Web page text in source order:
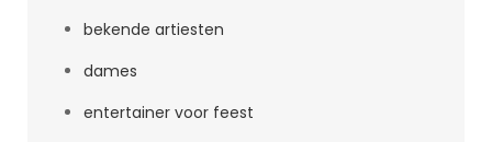
bekende artiesten
dames
entertainer voor feest